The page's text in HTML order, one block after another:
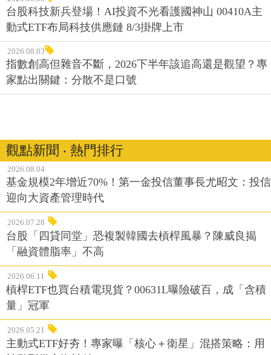
台股科技新兵登場！AI投資不光看護國神山 00410A主
動式ETF布局科技供應鏈 8/3掛牌上市
2026.08.03
指數創高但雜音不斷，2026下半年該追高還是觀望？專
家點出關鍵：分散不是口號
觀點新聞 ‧ 熱門排行
2026.08.04
基金規模2年增近70%！第一金投信董事長尤昭文：投信
迎向大資產管理時代
2026.07.28
台股「四貸同堂」恐複製韓國去槓桿風暴？陳威良揭
「融資體脂率」不高
2026.06.11
槓桿ETF也買台積電現貨？00631L曝險破百，成「含積
量」冠軍
2026.05.21
主動式ETF好夯！專家曝「核心＋衛星」混搭策略：用